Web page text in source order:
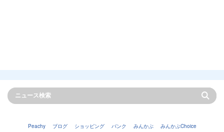
Peachy ブログ ショッピング バンク みんかぶ みんかぶChoice